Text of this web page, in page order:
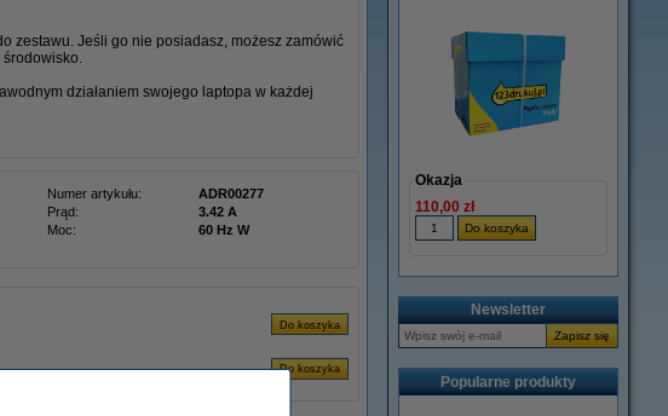
zestawu. Jeśli go nie posiadasz, możesz zamówić
działaniem swojego laptopa w każdej
Numer artykułu:
ADR00277
Prąd:
3.42 A
Moc:
60 Hz W
Okazja
110,00 zł
Newsletter
Popularne produkty